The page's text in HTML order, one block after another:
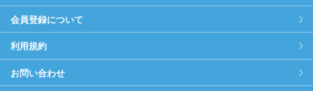
会員登録について
利用規約
お問い合わせ